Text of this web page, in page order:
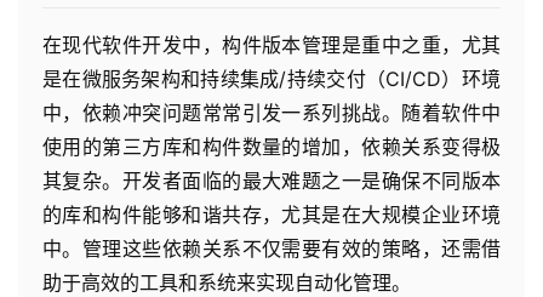
在现代软件开发中，构件版本管理是重中之重，尤其
是在微服务架构和持续集成/持续交付（CI/CD）环境
中，依赖冲突问题常常引发一系列挑战。随着软件中
使用的第三方库和构件数量的增加，依赖关系变得极
其复杂。开发者面临的最大难题之一是确保不同版本
的库和构件能够和谐共存，尤其是在大规模企业环境
中。管理这些依赖关系不仅需要有效的策略，还需借
助于高效的工具和系统来实现自动化管理。